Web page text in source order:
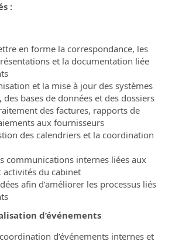
:
en forme la correspondance, les
et la documentation liée
et la mise à jour des systèmes
des bases de données et des dossiers
des factures, rapports de
aux fournisseurs
des calendriers et la coordination
communications internes liées aux
activités du cabinet
afin d’améliorer les processus liés
d’événements
d’événements internes et